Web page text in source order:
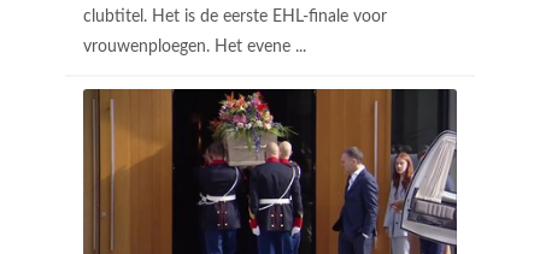
clubtitel. Het is de eerste EHL-finale voor
vrouwenploegen. Het evene ...